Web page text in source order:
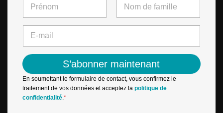
-
m
a
i
l
m
m
a
i
l
*
S’abonner maintenant
En soumettant le formulaire de contact, vous confirmez le
traitement de vos données et acceptez la politique de
confidentialité *